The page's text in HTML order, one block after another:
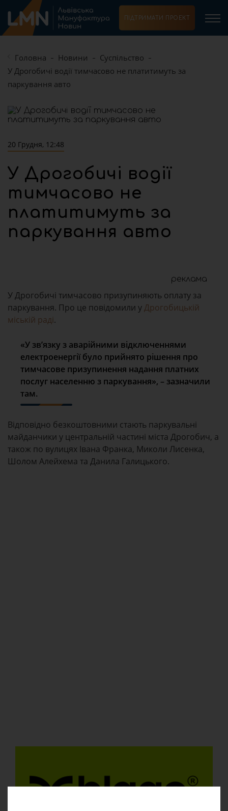
ПІДТРИМАТИ ПРОЕКТ
Головна Новини
Суспільство
У Дрогобичі водії тимчасово не платитимуть за
паркування авто
20 Грудня, 12:48
У Дрогобичі водії
тимчасово не
платитимуть за
паркування авто
реклама
У Дрогобичі тимчасово призупиняють оплату за
паркування. Про це повідомили уДрогобицькій
міській раді .
«У зв’язку з аварійними відключеннями
електроенергії було прийнято рішення про
тимчасове призупинення надання платних
послуг населенню з паркування», – зазначили
там.
Відповідно безкоштовними стають паркувальні
майданчики у центральній частині міста Дрогобич, а
також по вулицях Івана Франка, Миколи Лисенка,
Шолом Алейхема та Данила Галицького.